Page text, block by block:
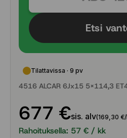
Etsi
Tilattavissa · 9 pv
4516 ALCAR 6Jx15 5x114,3
677 €sis. alv(169,30
Rahoituksella: 57 € / kk